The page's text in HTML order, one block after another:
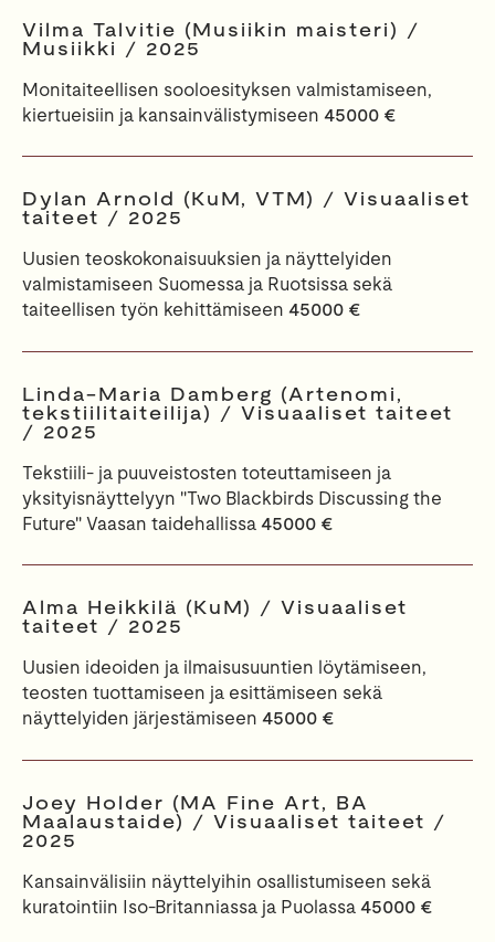
Vilma Talvitie (Musiikin maisteri) /
Musiikki / 2025
Monitaiteellisen sooloesityksen valmistamiseen,
kiertueisiin ja kansainvälistymiseen 45000 €
Dylan Arnold (KuM, VTM) / Visuaaliset
taiteet / 2025
Uusien teoskokonaisuuksien ja näyttelyiden
valmistamiseen Suomessa ja Ruotsissa sekä
taiteellisen työn kehittämiseen 45000 €
Linda-Maria Damberg (Artenomi,
tekstiilitaiteilija) / Visuaaliset taiteet
/ 2025
Tekstiili- ja puuveistosten toteuttamiseen ja
yksityisnäyttelyyn "Two Blackbirds Discussing the
Future" Vaasan taidehallissa 45000 €
Alma Heikkilä (KuM) / Visuaaliset
taiteet / 2025
Uusien ideoiden ja ilmaisusuuntien löytämiseen,
teosten tuottamiseen ja esittämiseen sekä
näyttelyiden järjestämiseen 45000 €
Joey Holder (MA Fine Art, BA
Maalaustaide) / Visuaaliset taiteet /
2025
Kansainvälisiin näyttelyihin osallistumiseen sekä
kuratointiin Iso-Britanniassa ja Puolassa 45000 €